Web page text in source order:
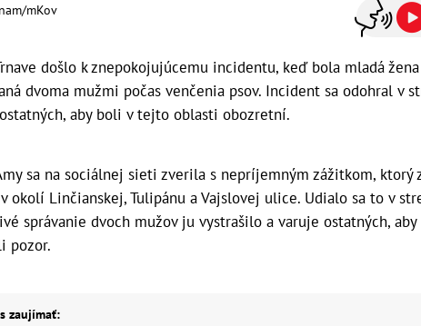
mKov
došlo k znepokojujúcemu incidentu, keď bola mladá žena
dvoma mužmi počas venčenia psov. Incident sa odohral v
aby boli v tejto oblasti obozretní.
sa na sociálnej sieti zverila s nepríjemným zážitkom, ktorý
okolí Linčianskej, Tulipánu a Vajslovej ulice. Udialo sa to v
správanie dvoch mužov ju vystrašilo a varuje ostatných,
pozor.
zaujímať: